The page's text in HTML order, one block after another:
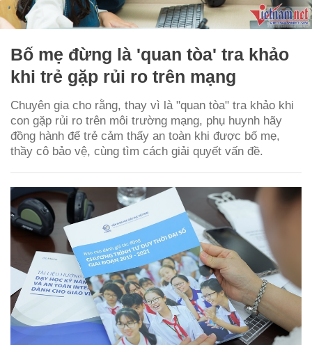
Bố mẹ đừng là 'quan tòa' tra khảo
khi trẻ gặp rủi ro trên mạng
Chuyên gia cho rằng, thay vì là "quan tòa" tra khảo khi
con gặp rủi ro trên môi trường mạng, phụ huynh hãy
đồng hành để trẻ cảm thấy an toàn khi được bố mẹ,
thầy cô bảo vệ, cùng tìm cách giải quyết vấn đề.